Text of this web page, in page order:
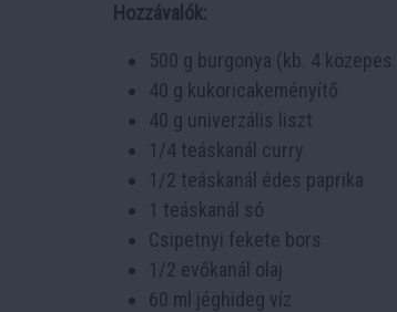
Hozzávalók:
500 g burgonya (kb. 4
40 g kukoricakeményítő
40 g univerzális liszt
1/4 teáskanál curry
1/2 teáskanál édes paprika
1 teáskanál só
Csipetnyi fekete bors
1/2 evőkanál olaj
60 ml jéghideg víz